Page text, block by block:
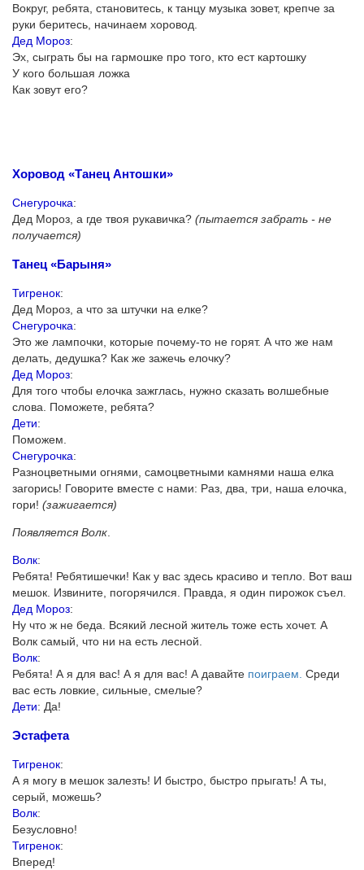
Вокруг, ребята, становитесь, к танцу музыка зовет, крепче за
руки беритесь, начинаем хоровод.
Дед Мороз:
Эх, сыграть бы на гармошке про того, кто ест картошку
У кого большая ложка
Как зовут его?
Хоровод «Танец Антошки»
Снегурочка:
Дед Мороз, а где твоя рукавичка? (пытается забрать - не
получается)
Танец «Барыня»
Тигренок:
Дед Мороз, а что за штучки на елке?
Снегурочка:
Это же лампочки, которые почему-то не горят. А что же нам
делать, дедушка? Как же зажечь елочку?
Дед Мороз:
Для того чтобы елочка зажглась, нужно сказать волшебные
слова. Поможете, ребята?
Дети:
Поможем.
Снегурочка:
Разноцветными огнями, самоцветными камнями наша елка
загорись! Говорите вместе с нами: Раз, два, три, наша елочка,
гори! (зажигается)
Появляется Волк.
Волк:
Ребята! Ребятишечки! Как у вас здесь красиво и тепло. Вот ваш
мешок. Извините, погорячился. Правда, я один пирожок съел.
Дед Мороз:
Ну что ж не беда. Всякий лесной житель тоже есть хочет. А
Волк самый, что ни на есть лесной.
Волк:
Ребята! А я для вас! А я для вас! А давайте поиграем. Среди
вас есть ловкие, сильные, смелые?
Дети: Да!
Эстафета
Тигренок:
А я могу в мешок залезть! И быстро, быстро прыгать! А ты,
серый, можешь?
Волк:
Безусловно!
Тигренок:
Вперед!